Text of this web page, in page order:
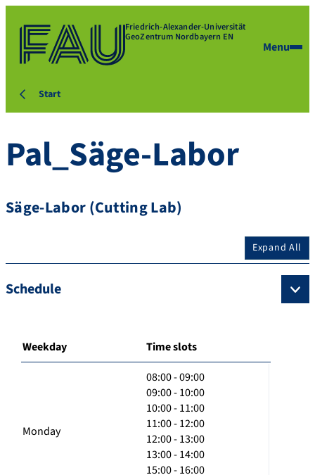
Friedrich-Alexander-Universität
GeoZentrum Nordbayern EN
Menu
Start
Pal_Säge-Labor
Säge-Labor (Cutting Lab)
Expand All
Schedule
Weekday Time slots
Monday
08:00 - 09:00
09:00 - 10:00
10:00 - 11:00
11:00 - 12:00
12:00 - 13:00
13:00 - 14:00
15:00 - 16:00